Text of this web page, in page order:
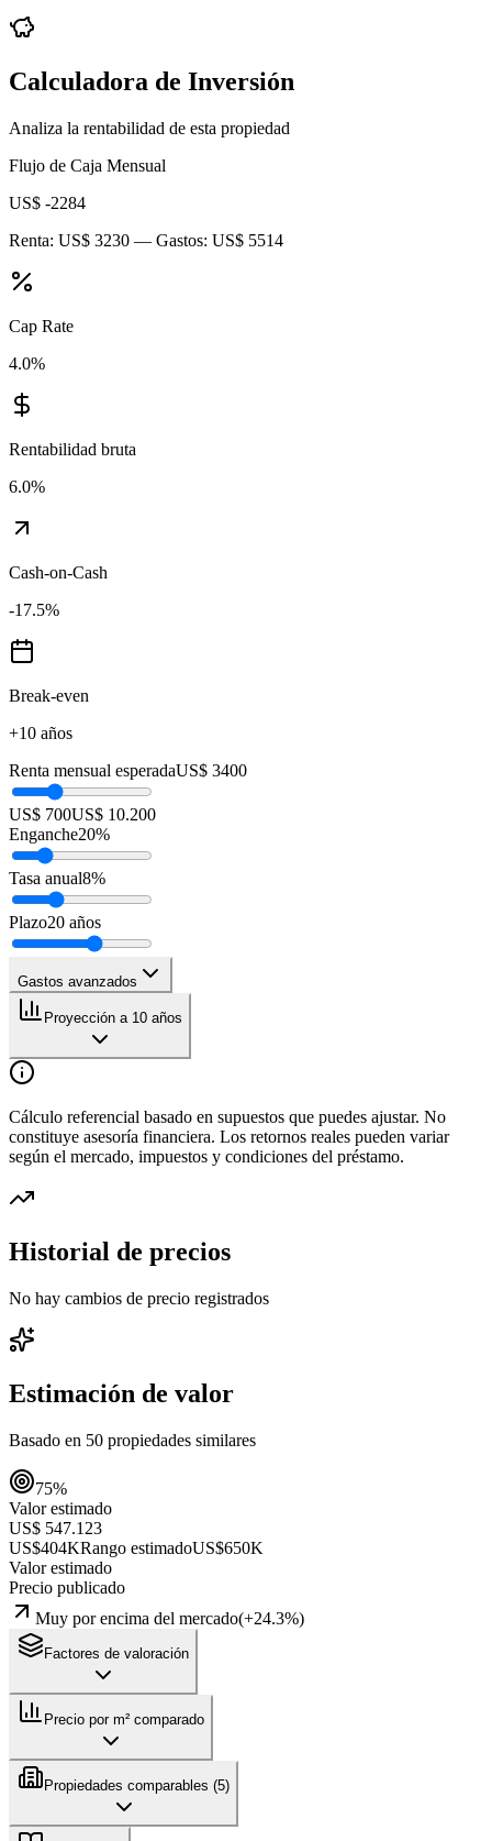
Calculadora de Inversión
Analiza la rentabilidad de esta propiedad
Flujo de Caja Mensual
US$ -2284
Renta: US$ 3230 — Gastos: US$ 5514
Cap Rate
4.0%
Rentabilidad bruta
6.0%
Cash-on-Cash
-17.5%
Break-even
+10 años
Renta mensual esperadaUS$ 3400
US$ 700US$ 10.200
Enganche20%
Tasa anual8%
Plazo20 años
Gastos avanzados
Proyección a 10 años
Cálculo referencial basado en supuestos que puedes ajustar. No
constituye asesoría financiera. Los retornos reales pueden variar
según el mercado, impuestos y condiciones del préstamo.
Historial de precios
No hay cambios de precio registrados
Estimación de valor
Basado en 50 propiedades similares
75%
Valor estimado
US$ 547.123
US$404KRango estimadoUS$650K
Valor estimado
Precio publicado
Muy por encima del mercado(+24.3%)
Factores de valoración
Precio por m² comparado
Propiedades comparables (5)